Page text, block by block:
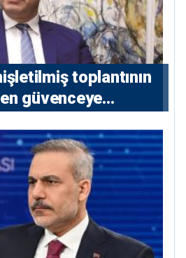
toplantının
güvenceye